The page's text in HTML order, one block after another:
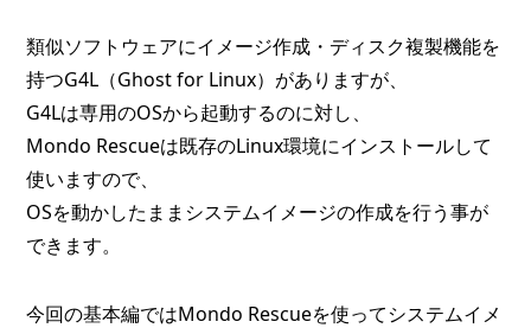
類似ソフトウェアにイメージ作成・ディスク複製機能を
持つG4L（Ghost for Linux）がありますが、
G4Lは専用のOSから起動するのに対し、
Mondo Rescueは既存のLinux環境にインストールして
使いますので、
OSを動かしたままシステムイメージの作成を行う事が
できます。
今回の基本編ではMondo Rescueを使ってシステムイメ